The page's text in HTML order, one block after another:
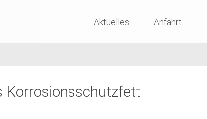
to
Aktuelles Anfahrt
Korrosionsschutzfett